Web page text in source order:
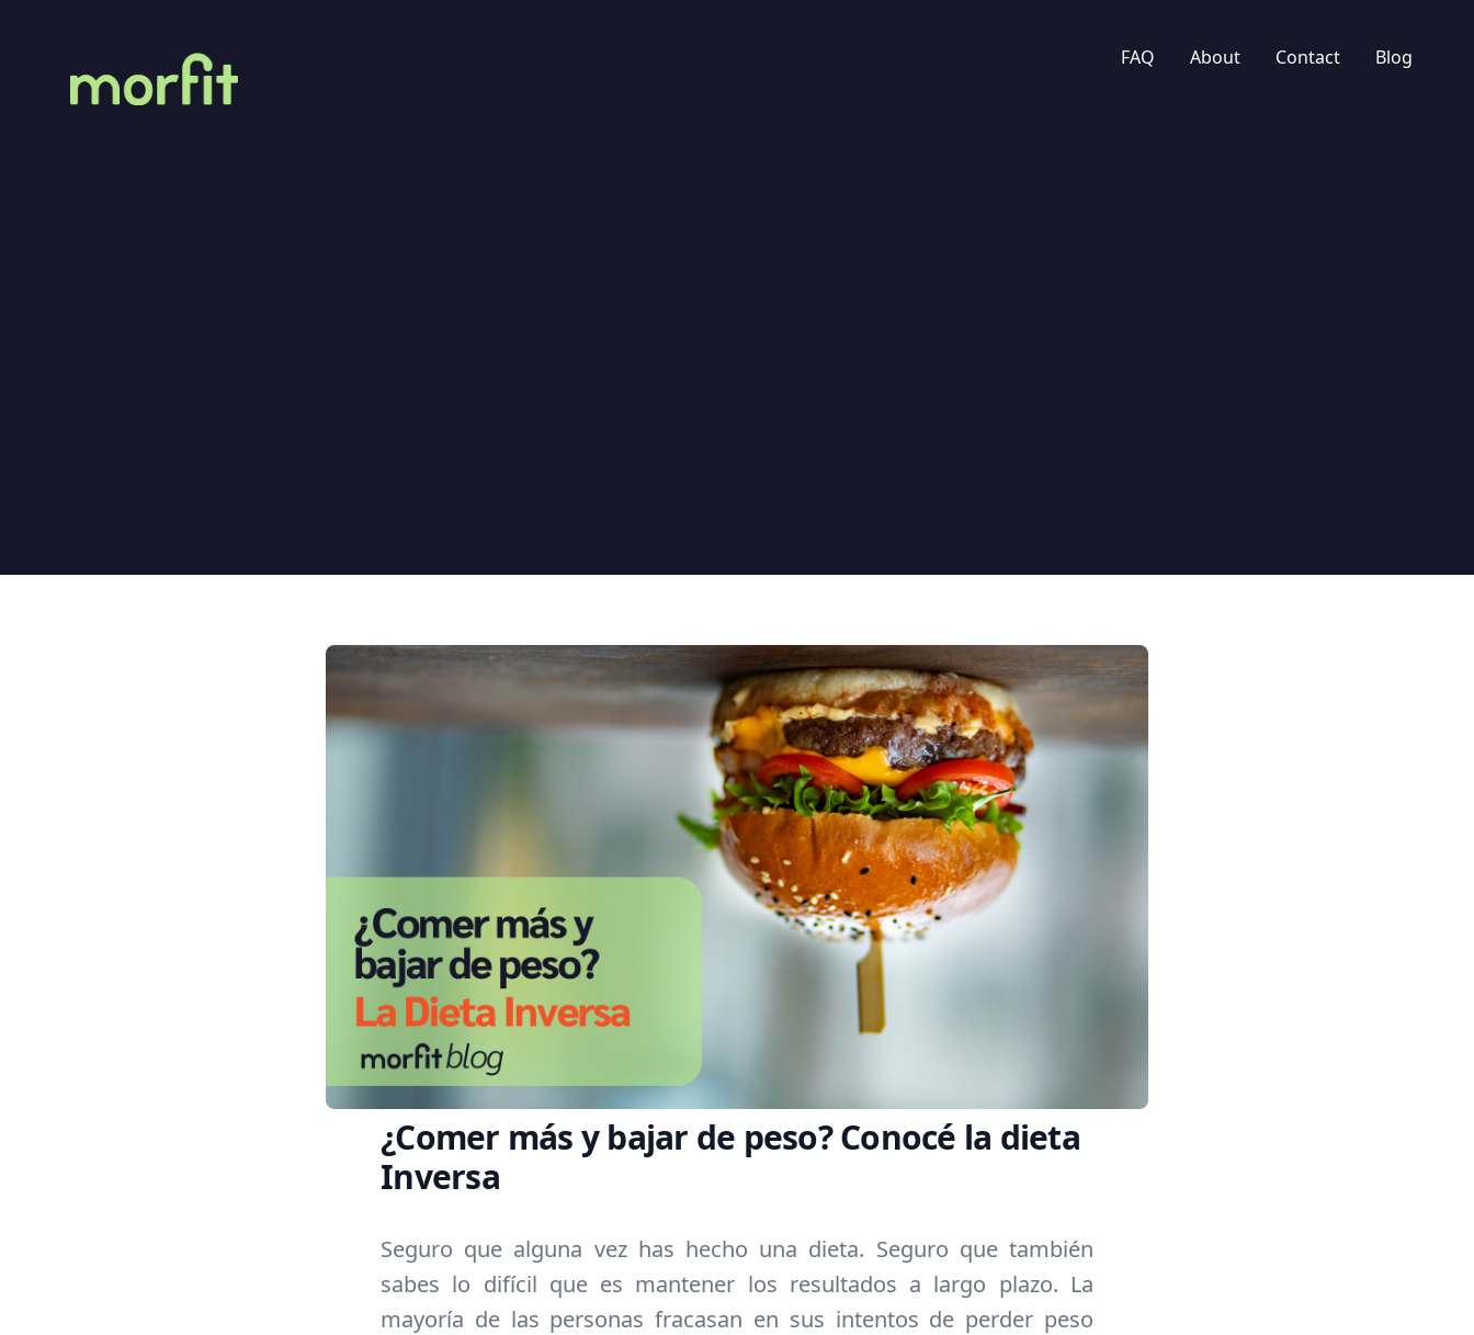
FAQ
About Contact Blog
¿Comer más y bajar de peso? Conocé la dieta
Inversa
Seguro que alguna vez has hecho una dieta. Seguro que también
sabes lo difícil que es mantener los resultados a largo plazo. La
mayoría de las personas fracasan en sus intentos de perder peso